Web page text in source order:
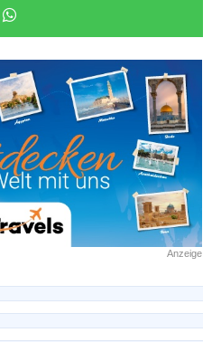
Anzeige